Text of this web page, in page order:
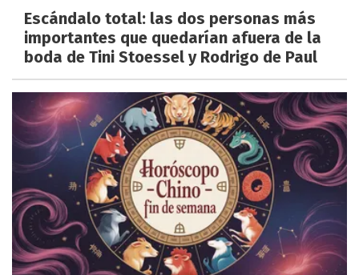
Escándalo total: las dos personas más
importantes que quedarían afuera de la
boda de Tini Stoessel y Rodrigo de Paul